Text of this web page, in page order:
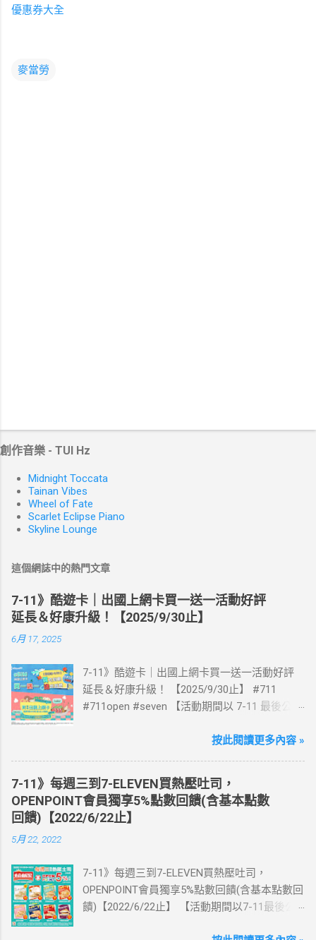
優惠券大全
麥當勞
創作音樂 - TUI Hz
Midnight Toccata
Tainan Vibes
Wheel of Fate
Scarlet Eclipse Piano
Skyline Lounge
這個網誌中的熱門文章
7-11》酷遊卡｜出國上網卡買一送一活動好評
延長＆好康升級！【2025/9/30止】
6月 17, 2025
7-11》酷遊卡｜出國上網卡買一送一活動好評
延長＆好康升級！ 【2025/9/30止】 #711
#711open #seven 【活動期間以 7-11 最後公告
國上網卡 方便、快速、享買一送一優惠！ > 實
送王品集團300元即享券。 (出國開通啟用後回
活動網站登錄 【點我登錄】 ) > eSIM出國上網
卡：好康升級！購買eSIM「吃到飽」方案；即
送同天數「吃到飽」方案。 (例：買1張日本5天
來超商買省錢又方便💰 ·活動詳情：好康優惠看
這邊 【點我看好康優惠】 ·eSIM ibon 購買教學
【點我觀看教學】 📲 全球上網首選，速度穩
按此閱讀更多內容 »
7-11》每週三到7-ELEVEN買熱壓吐司，
OPENPOINT會員獨享5%點數回饋(含基本點數
回饋)【2022/6/22止】
5月 22, 2022
7-11》每週三到7-ELEVEN買熱壓吐司，
OPENPOINT會員獨享5%點數回饋(含基本點數回
饋)【2022/6/22止】 【活動期間以7-11最後公